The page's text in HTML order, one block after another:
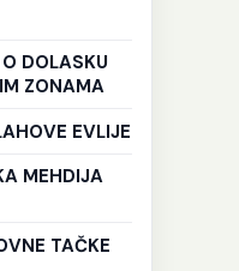
DOLASKU
ZONAMA
EVLIJE
MEHDIJA
TAČKE